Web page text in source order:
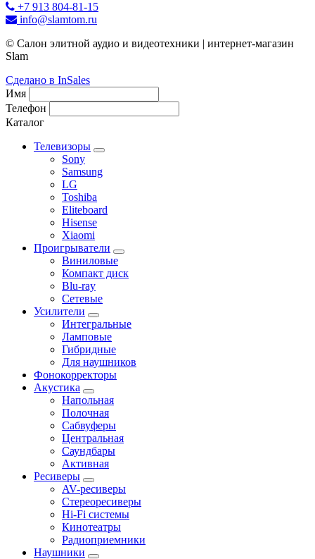
+7 913 804-81-15
info@slamtom.ru
© Салон элитной аудио и видеотехники | интернет-магазин
Slam
Сделано в InSales
Имя
Телефон
Каталог
Телевизоры
Sony
Samsung
LG
Toshiba
Eliteboard
Hisense
Xiaomi
Проигрыватели
Виниловые
Компакт диск
Blu-ray
Сетевые
Усилители
Интегральные
Ламповые
Гибридные
Для наушников
Фонокорректоры
Акустика
Напольная
Полочная
Сабвуферы
Центральная
Саундбары
Активная
Ресиверы
AV-ресиверы
Стереоресиверы
Hi-Fi системы
Кинотеатры
Радиоприемники
Наушники